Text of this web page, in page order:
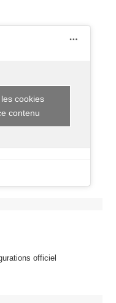
cookies
contenu
officiel